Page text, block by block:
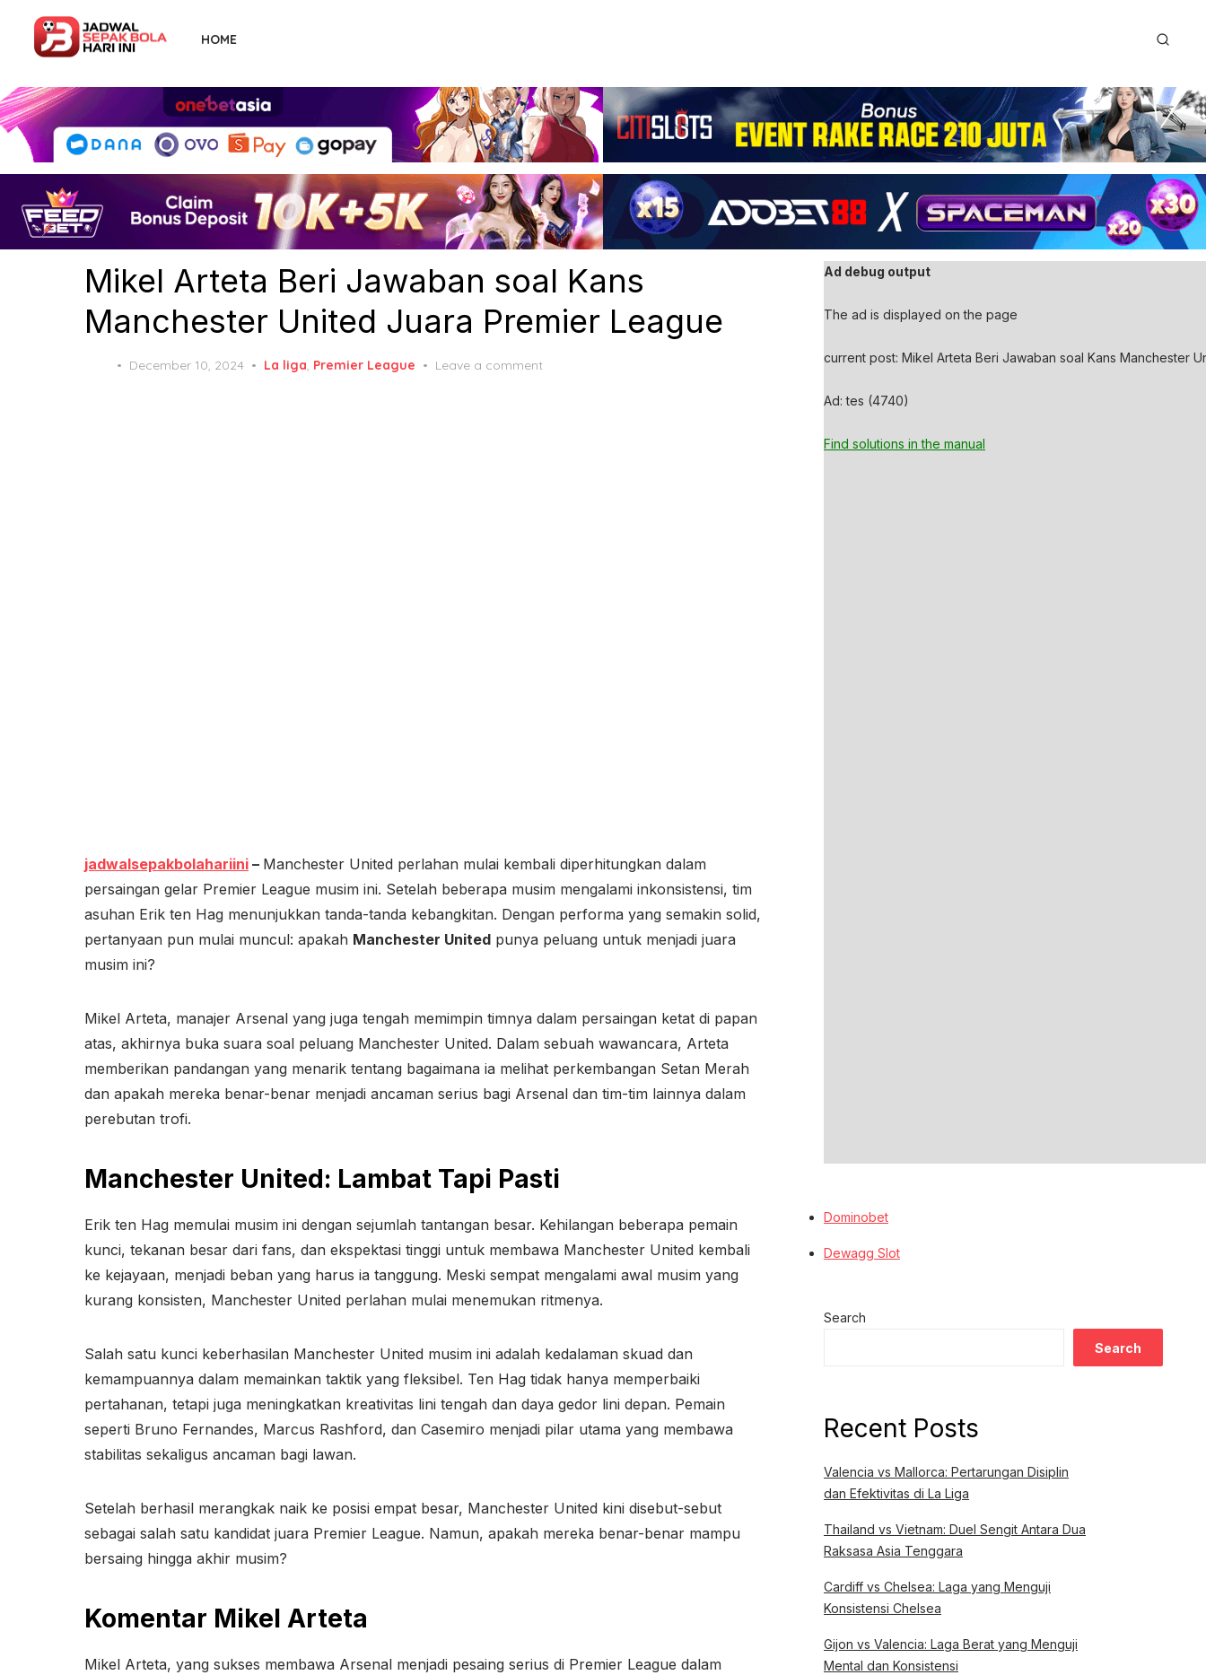
content
HOME
Mikel Arteta Beri Jawaban soal Kans
Manchester United Juara Premier League
Posted
December 10, 2024 La liga, Premier League Leave a comment
jadwalsepakbolahariini – Manchester United perlahan mulai kembali diperhitungkan dalam
persaingan gelar Premier League musim ini. Setelah beberapa musim mengalami inkonsistensi, tim
asuhan Erik ten Hag menunjukkan tanda-tanda kebangkitan. Dengan performa yang semakin solid,
pertanyaan pun mulai muncul: apakah Manchester United punya peluang untuk menjadi juara
musim ini?
Mikel Arteta, manajer Arsenal yang juga tengah memimpin timnya dalam persaingan ketat di papan
atas, akhirnya buka suara soal peluang Manchester United. Dalam sebuah wawancara, Arteta
memberikan pandangan yang menarik tentang bagaimana ia melihat perkembangan Setan Merah
dan apakah mereka benar-benar menjadi ancaman serius bagi Arsenal dan tim-tim lainnya dalam
perebutan trofi.
Manchester United: Lambat Tapi Pasti
Erik ten Hag memulai musim ini dengan sejumlah tantangan besar. Kehilangan beberapa pemain
kunci, tekanan besar dari fans, dan ekspektasi tinggi untuk membawa Manchester United kembali
ke kejayaan, menjadi beban yang harus ia tanggung. Meski sempat mengalami awal musim yang
kurang konsisten, Manchester United perlahan mulai menemukan ritmenya.
Salah satu kunci keberhasilan Manchester United musim ini adalah kedalaman skuad dan
kemampuannya dalam memainkan taktik yang fleksibel. Ten Hag tidak hanya memperbaiki
pertahanan, tetapi juga meningkatkan kreativitas lini tengah dan daya gedor lini depan. Pemain
seperti Bruno Fernandes, Marcus Rashford, dan Casemiro menjadi pilar utama yang membawa
stabilitas sekaligus ancaman bagi lawan.
Setelah berhasil merangkak naik ke posisi empat besar, Manchester United kini disebut-sebut
sebagai salah satu kandidat juara Premier League. Namun, apakah mereka benar-benar mampu
bersaing hingga akhir musim?
Komentar Mikel Arteta
Mikel Arteta, yang sukses membawa Arsenal menjadi pesaing serius di Premier League dalam
Ad debug output
The ad is displayed on the page
current post: Mikel Arteta Beri Jawaban soal Kans Manchester
Ad: tes (4740)
Find solutions in the manual
Dominobet
Dewagg Slot
Search
Search
Recent Posts
Valencia vs Mallorca: Pertarungan Disiplin
dan Efektivitas di La Liga
Thailand vs Vietnam: Duel Sengit Antara Dua
Raksasa Asia Tenggara
Cardiff vs Chelsea: Laga yang Menguji
Konsistensi Chelsea
Gijon vs Valencia: Laga Berat yang Menguji
Mental dan Konsistensi